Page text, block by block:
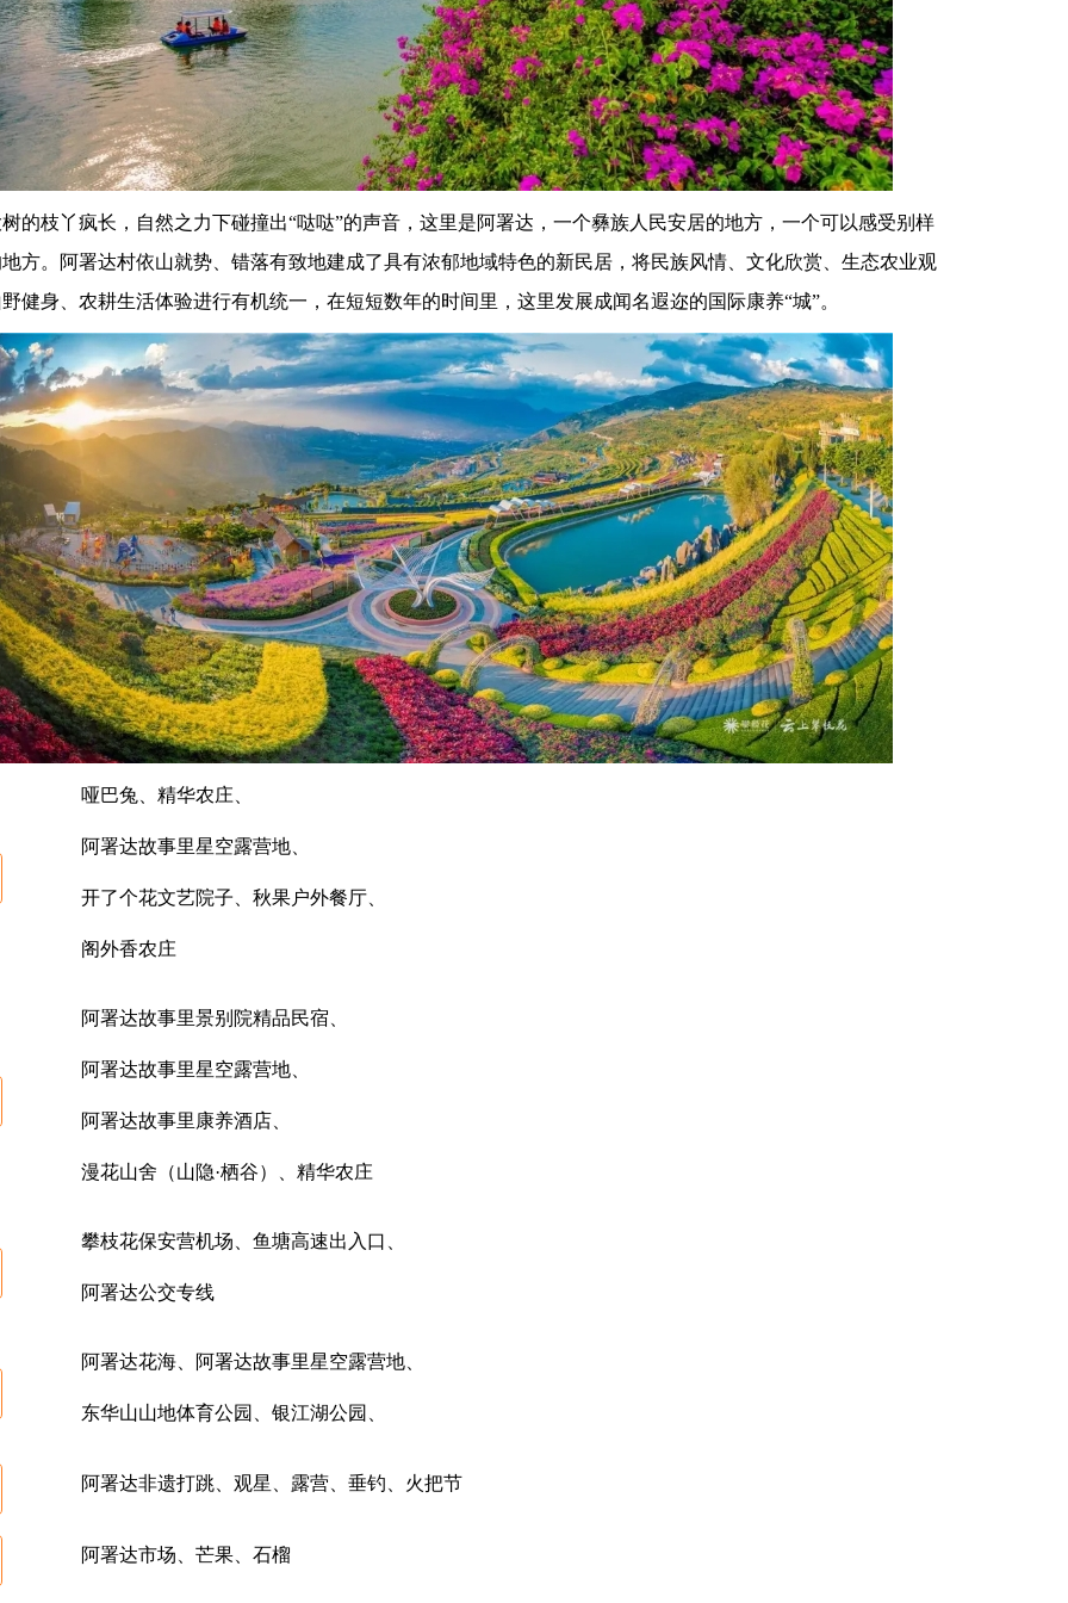
枝丫疯长，自然之力下碰撞出“哒哒”的声音，这里是阿署达，一个彝族人民安居的地方，一个可以感受别样
方。阿署达村依山就势、错落有致地建成了具有浓郁地域特色的新民居，将民族风情、文化欣赏、生态农业观
健身、农耕生活体验进行有机统一，在短短数年的时间里，这里发展成闻名遐迩的国际康养“城”。
哑巴兔、精华农庄、
阿署达故事里星空露营地、
开了个花文艺院子、秋果户外餐厅、
阁外香农庄
阿署达故事里景别院精品民宿、
阿署达故事里星空露营地、
阿署达故事里康养酒店、
漫花山舍（山隐·栖谷）、精华农庄
攀枝花保安营机场、鱼塘高速出入口、
阿署达公交专线
阿署达花海、阿署达故事里星空露营地、
东华山山地体育公园、银江湖公园、
阿署达非遗打跳、观星、露营、垂钓、火把节
阿署达市场、芒果、石榴